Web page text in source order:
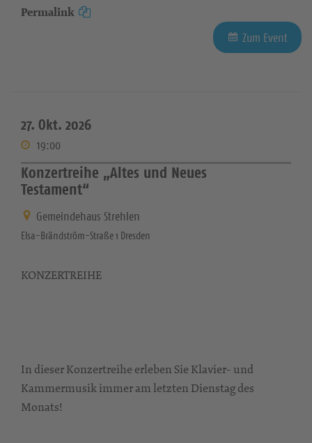
Permalink
Zum Event
27. Okt. 2026
19:00
Konzertreihe „Altes und Neues
Testament“
Gemeindehaus Strehlen
Elsa-Brändström-Straße 1 Dresden
KONZERTREIHE
In dieser Konzertreihe erleben Sie Klavier- und
Kammermusik immer am letzten Dienstag des
Monats!